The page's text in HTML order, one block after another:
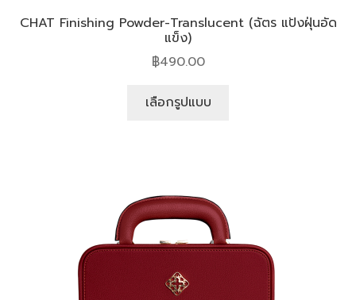
CHAT Finishing Powder-Translucent (ฉัตร แป้งฝุ่นอัด
แข็ง)
฿490.00
เลือกรูปแบบ